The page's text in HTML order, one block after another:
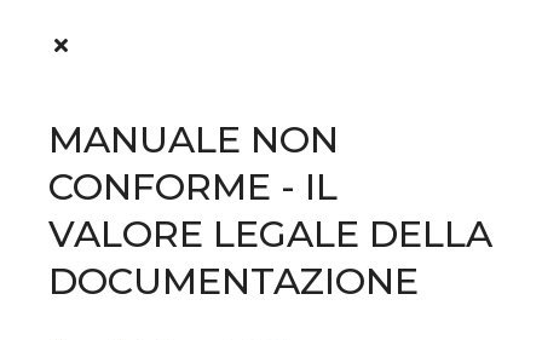
MANUALE NON
CONFORME - IL
VALORE LEGALE DELLA
DOCUMENTAZIONE